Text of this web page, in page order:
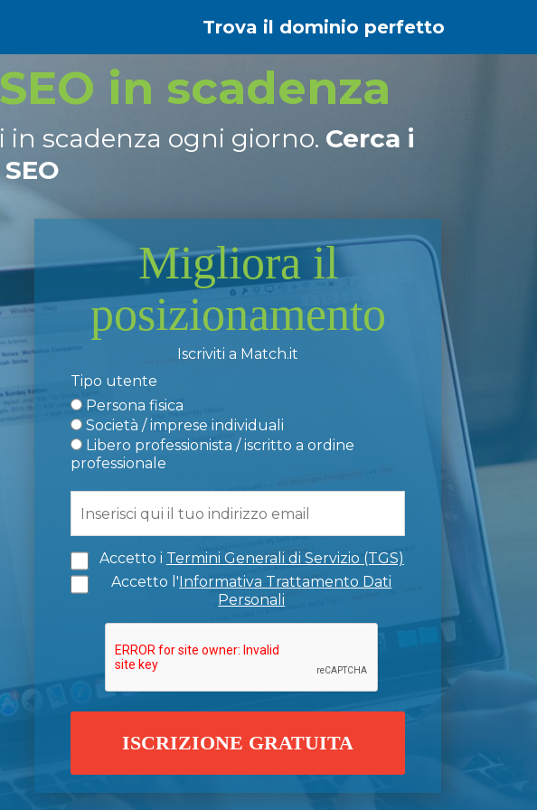
Trova il dominio perfetto
in scadenza
scadenza ogni giorno. Cerca i
Migliora il
posizionamento
Iscriviti a Match.it
Tipo utente
Persona fisica
Società / imprese individuali
Libero professionista / iscritto a ordine
professionale
Accetto i Termini Generali di Servizio (TGS)
Accetto l'Informativa Trattamento Dati
Personali